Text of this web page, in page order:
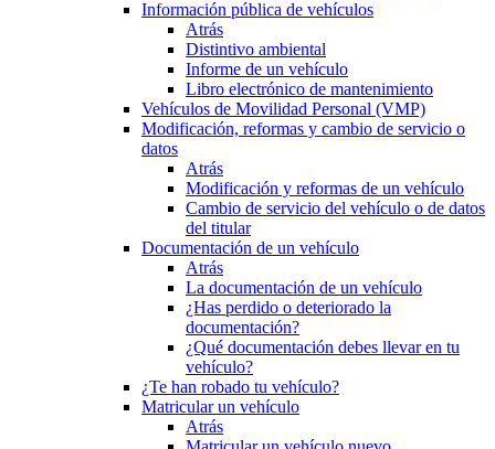
Información pública de vehículos
Atrás
Distintivo ambiental
Informe de un vehículo
Libro electrónico de mantenimiento
Vehículos de Movilidad Personal (VMP)
Modificación, reformas y cambio de servicio o
datos
Atrás
Modificación y reformas de un vehículo
Cambio de servicio del vehículo o de datos
del titular
Documentación de un vehículo
Atrás
La documentación de un vehículo
¿Has perdido o deteriorado la
documentación?
¿Qué documentación debes llevar en tu
vehículo?
¿Te han robado tu vehículo?
Matricular un vehículo
Atrás